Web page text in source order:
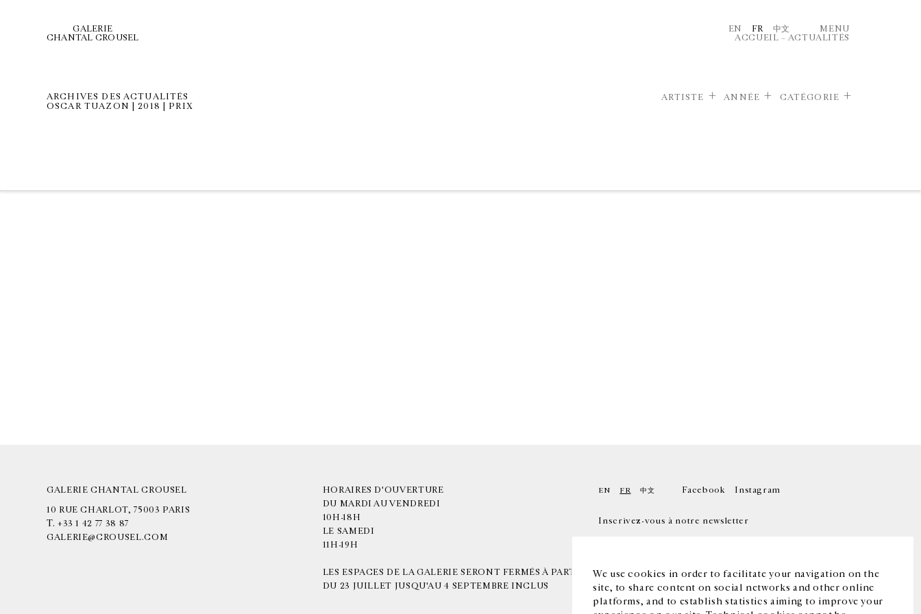
We use cookies in order to facilitate your navigation on the
site, to share content on social networks and other online
platforms, and to establish statistics aiming to improve your
GALERIE
CHANTAL CROUSEL
EN FR 中文
MENU
ACCUEIL – ACTUALITÉS
ARCHIVES DES ACTUALITÉS
OSCAR TUAZON | 2018 | PRIX
ARTISTE ANNÉE CATÉGORIE
GALERIE CHANTAL CROUSEL
10 RUE CHARLOT, 75003 PARIS
T. +33 1 42 77 38 87
GALERIE@CROUSEL.COM
HORAIRES D'OUVERTURE
DU MARDI AU VENDREDI
10H-18H
LE SAMEDI
11H-19H
LES ESPACES DE LA GALERIE SERONT FERMÉS À PARTIR
DU 23 JUILLET JUSQU'AU 4 SEPTEMBRE INCLUS
EN FR 中文 Facebook Instagram
Inscrivez-vous à notre newsletter